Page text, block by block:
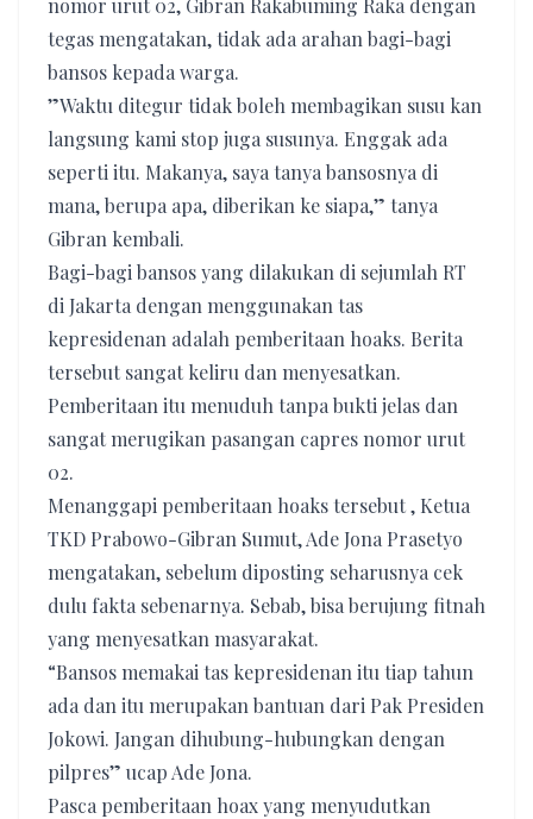
nomor urut 02, Gibran Rakabuming Raka dengan
tegas mengatakan, tidak ada arahan bagi-bagi
bansos kepada warga.
”Waktu ditegur tidak boleh membagikan susu kan
langsung kami stop juga susunya. Enggak ada
seperti itu. Makanya, saya tanya bansosnya di
mana, berupa apa, diberikan ke siapa,” tanya
Gibran kembali.
Bagi-bagi bansos yang dilakukan di sejumlah RT
di Jakarta dengan menggunakan tas
kepresidenan adalah pemberitaan hoaks. Berita
tersebut sangat keliru dan menyesatkan.
Pemberitaan itu menuduh tanpa bukti jelas dan
sangat merugikan pasangan capres nomor urut
02.
Menanggapi pemberitaan hoaks tersebut , Ketua
TKD Prabowo-Gibran Sumut, Ade Jona Prasetyo
mengatakan, sebelum diposting seharusnya cek
dulu fakta sebenarnya. Sebab, bisa berujung fitnah
yang menyesatkan masyarakat.
“Bansos memakai tas kepresidenan itu tiap tahun
ada dan itu merupakan bantuan dari Pak Presiden
Jokowi. Jangan dihubung-hubungkan dengan
pilpres” ucap Ade Jona.
Pasca pemberitaan hoax yang menyudutkan